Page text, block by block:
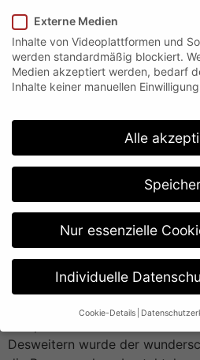
…Sanierung einer
die Sanierung einer solchen
Steinmetz feuchte Augen
unseren Aufgaben. Zunächst
Desweitern wurde der
Externe Medien
Inhalte von Videoplattformen und
werden standardmäßig blockiert.
Medien akzeptiert werden, bedarf
Inhalte keiner manuellen
Alle
Nur essenzielle
Individuelle
Cookie-Details